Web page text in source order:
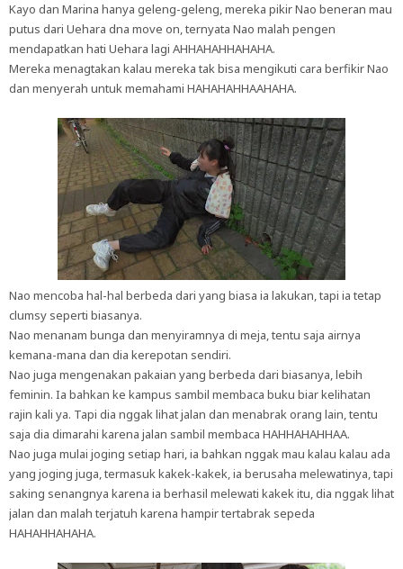
Kayo dan Marina hanya geleng-geleng, mereka pikir Nao beneran mau
putus dari Uehara dna move on, ternyata Nao malah pengen
mendapatkan hati Uehara lagi AHHAHAHHAHAHA.
Mereka menagtakan kalau mereka tak bisa mengikuti cara berfikir Nao
dan menyerah untuk memahami HAHAHAHHAAHAHA.
Nao mencoba hal-hal berbeda dari yang biasa ia lakukan, tapi ia tetap
clumsy seperti biasanya.
Nao menanam bunga dan menyiramnya di meja, tentu saja airnya
kemana-mana dan dia kerepotan sendiri.
Nao juga mengenakan pakaian yang berbeda dari biasanya, lebih
feminin. Ia bahkan ke kampus sambil membaca buku biar kelihatan
rajin kali ya. Tapi dia nggak lihat jalan dan menabrak orang lain, tentu
saja dia dimarahi karena jalan sambil membaca HAHHAHAHHAA.
Nao juga mulai joging setiap hari, ia bahkan nggak mau kalau kalau ada
yang joging juga, termasuk kakek-kakek, ia berusaha melewatinya, tapi
saking senangnya karena ia berhasil melewati kakek itu, dia nggak lihat
jalan dan malah terjatuh karena hampir tertabrak sepeda
HAHAHHAHAHA.